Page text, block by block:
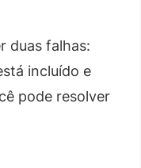
duas falhas:
incluído e
pode resolver